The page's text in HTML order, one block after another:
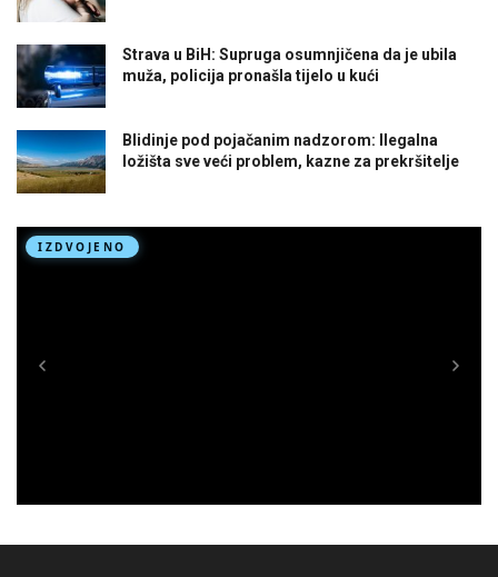
Strava u BiH: Supruga osumnjičena da je ubila
muža, policija pronašla tijelo u kući
Blidinje pod pojačanim nadzorom: Ilegalna
ložišta sve veći problem, kazne za prekršitelje